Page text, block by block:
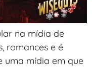
na mídia de
romances e é
uma mídia em que